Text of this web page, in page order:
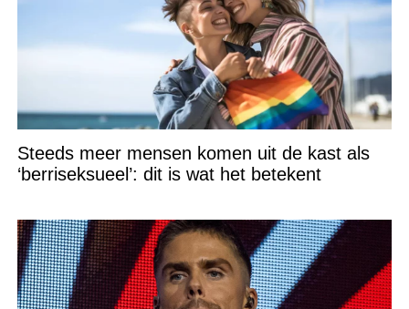
Steeds meer mensen komen uit de kast als
‘berriseksueel’: dit is wat het betekent